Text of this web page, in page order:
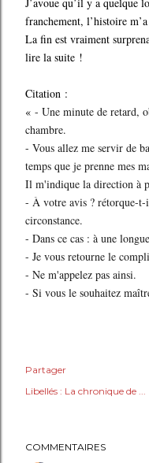
franchement, l’histoire
La fin est vraiment
lire la suite !
Citation :
« - Une minute de retard,
chambre.
- Vous allez me servir de
temps que je prenne mes
Il m'indique la direction à
- À votre avis ? rétorque-
circonstance.
- Dans ce cas : à une
- Je vous retourne le
- Ne m'appelez pas ainsi.
- Si vous le souhaitez
Partager
Libellés : La chronique de ...
COMMENTAIRES